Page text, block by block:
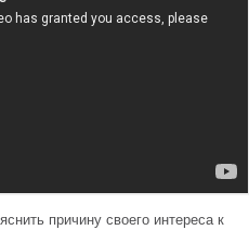
причину своего интереса к